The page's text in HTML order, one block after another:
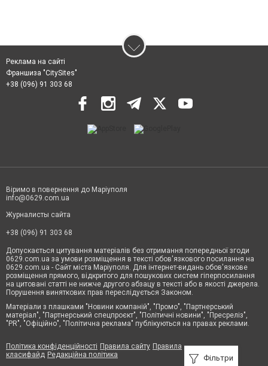
Фільтри
Реклама на сайті
Франшиза "CitySites"
+38 (096) 91 303 68
Віримо в повернення до Маріуполя
info@0629.com.ua
Журналисты сайта
+38 (096) 91 303 68
Допускається цитування матеріалів без отримання попередньої згоди
0629.com.ua за умови розміщення в тексті обов'язкового посилання на
0629.com.ua - Сайт міста Маріуполя. Для інтернет-видань обов'язкове
розміщення прямого, відкритого для пошукових систем гіперпосилання
на цитовані статті не нижче другого абзацу в тексті або в якості джерела.
Порушення виняткових прав переслідується Законом.
Матеріали з плашками "Новини компаній", "Промо", "Партнерський
матеріал", "Партнерський спецпроєкт", "Політичні новини", "Пресреліз",
"PR", "Офіційно", "Політична реклама" публікуються на правах реклами.
Політика конфіденційності Правила сайту Правила
класифайд Редакційна політика